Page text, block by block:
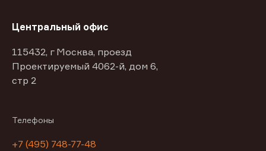
Центральный офис
115432, г Москва, проезд
Проектируемый 4062-й, дом 6,
стр 2
Телефоны
+7 (495) 748-77-48